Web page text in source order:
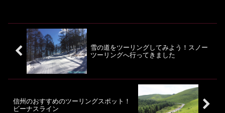
雪の道をツーリングしてみよう！スノー
ツーリングへ行ってきました
信州のおすすめのツーリングスポット！
ビーナスライン